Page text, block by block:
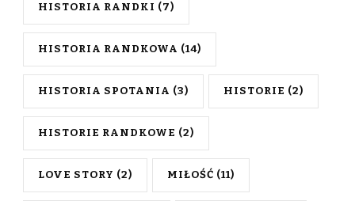
HISTORIA RANDKI (7)
HISTORIA RANDKOWA (14)
HISTORIA SPOTANIA (3) HISTORIE (2)
HISTORIE RANDKOWE (2)
LOVE STORY (2) MIŁOŚĆ (11)